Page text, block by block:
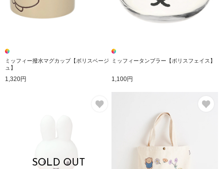
ミッフィー撥水マグカップ【ボリスベージ
ュ】
1,320円
ミッフィータンブラー【ボリスフェイス】
1,100円
SOLD OUT